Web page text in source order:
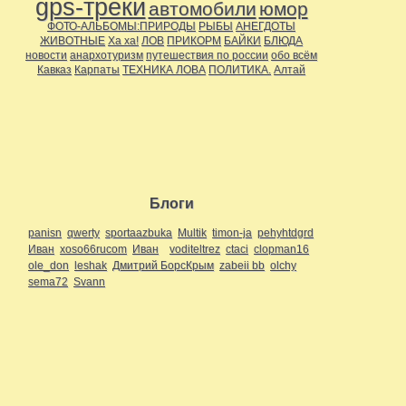
gps-треки автомобили юмор
ФОТО-АЛЬБОМЫ:ПРИРОДЫ РЫБЫ АНЕГДОТЫ
ЖИВОТНЫЕ Ха ха! ЛОВ ПРИКОРМ БАЙКИ БЛЮДА
новости анархотуризм путешествия по россии обо всём
Кавказ Карпаты ТЕХНИКА ЛОВА ПОЛИТИКА. Алтай
Блоги
panisn qwerty sportaazbuka Multik timon-ja pehyhtdgrd
Иван xoso66rucom Иван voditeltrez ctaci clopman16
ole_don leshak Дмитрий БорсКрым zabeii bb olchy
sema72 Svann